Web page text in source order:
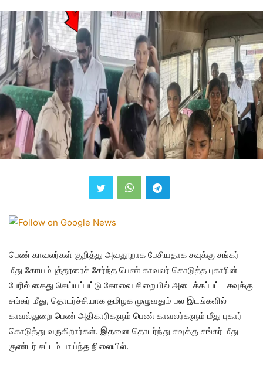
பெண் காவலர்கள் குறித்து அவதூறாக பேசியதாக சவுக்கு சங்கர்
மீது கோயம்புத்தூரைச் சேர்ந்த பெண் காவலர் கொடுத்த புகாரின்
பேரில் கைது செய்யப்பட்டு கோவை சிறையில் அடைக்கப்பட்ட சவுக்கு
சங்கர் மீது, தொடர்ச்சியாக தமிழக முழுவதும் பல இடங்களில்
காவல்துறை பெண் அதிகாரிகளும் பெண் காவலர்களும் மீது புகார்
கொடுத்து வருகிறார்கள். இதனை தொடர்ந்து சவுக்கு சங்கர் மீது
குண்டர் சட்டம் பாய்ந்த நிலையில்.